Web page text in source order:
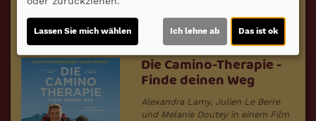
Die Camino-Therapie -
Finde deinen Weg
Alexandra Lamy, Julien Le Berre
und Melanie Doutey in einem Film
Lassen Sie mich wählen Ich lehne ab Das ist ok